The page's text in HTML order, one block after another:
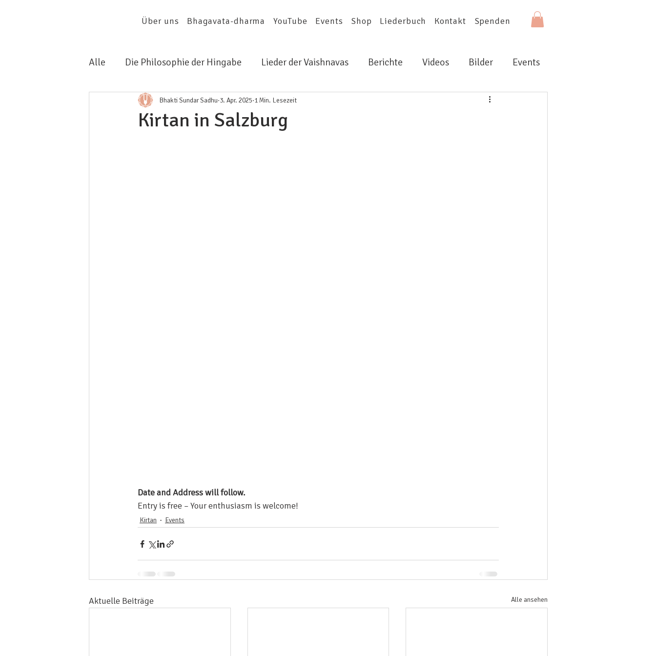
Über uns Bhagavata-dharma YouTube Events Shop Liederbuch Kontakt Spenden
Alle Die Philosophie der Hingabe Lieder der Vaishnavas Berichte Videos Bilder Events
Kirtan in Salzburg
Bhakti Sundar Sadhu 3. Apr. 2025 1 Min. Lesezeit
Date and Address will follow.
Entry is free – Your enthusiasm is welcome!
Kirtan Events
Aktuelle Beiträge Alle ansehen